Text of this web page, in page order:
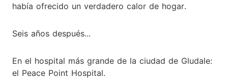
había ofrecido un verdadero calor de hogar.
Seis años después...
En el hospital más grande de la ciudad de Gludale:
el Peace Point Hospital.